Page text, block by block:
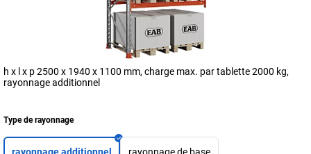
h x l x p 2500 x 1940 x 1100 mm, charge max. par tablette 2000 kg,
rayonnage additionnel
Type de rayonnage
rayonnage additionnel rayonnage de base